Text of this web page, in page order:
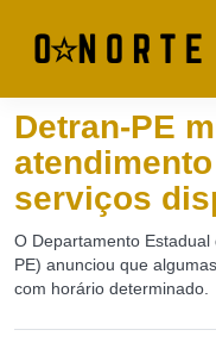
Detran-PE
serviços
O Departamento
PE) anunciou que
com horário determinado.